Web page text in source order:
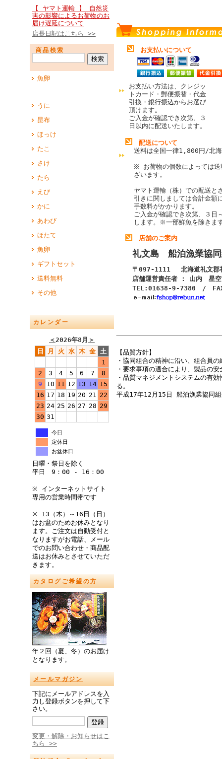
【 ヤマト運輸 】 自然災
害の影響によるお荷物のお
届け遅延について
店長日記はこちら >>
商品検索
魚卵
うに
昆布
ほっけ
たこ
さけ
たら
えび
かに
あわび
ほたて
魚卵
ギフトセット
送料無料
その他
カレンダー
＜2026年8月 ＞
日
月 火 水 木 金 土
1
2
3 4 5 6 7
8
9
10 11 12 13 14 15
16 17 18 19 20 21 22
23 24 25 26 27 28 29
30 31
今日
定休日
お盆休日
日曜・祭日を除く
平日 9：00 - 16：00
※ インターネットサイト
専用の営業時間帯です
※ 13（木）～16日（日）
はお盆のためお休みとなり
ます。ご注文は自動受付と
なりますがお電話、メール
でのお問い合わせ・商品配
送はお休みとさせていただ
きます。
カタログご希望の方
年２回（夏、冬）のお届け
となります。
メールマガジン
下記にメールアドレスを入
力し登録ボタンを押して下
さい。
変更・解除・お知らせはこ
ちら >>
お支払いについて
お支払い方法は、クレジッ
トカード・郵便振替・代金
引換・銀行振込からお選び
頂けます。
ご入金が確認でき次第、３
日以内に配送いたします。
配送について
送料は全国一律1,800円/北
※ お荷物の個数によっては送
ざいます。
ヤマト運輸（株）での配送と
引きに関しましては合計金額
手数料がかかります。
ご入金が確認でき次第、３日
します。
※一部鮮魚を除きま
店舗のご案内
礼文島 船泊漁業協
〒097-1111 北海道礼文郡
店舗運営責任者 : 山内 星
TEL:01638-9-7380 /
【品質方針】
・協同組合の精神に沿い、組合員
・要求事項の適合により、製品の
・品質マネジメントシステムの有
る。
平成17年12月15日 船泊漁業協同